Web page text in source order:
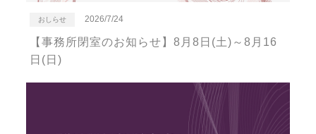
おしらせ 2026/7/24
【事務所閉室のお知らせ】8月8日(土)～8月16
日(日)